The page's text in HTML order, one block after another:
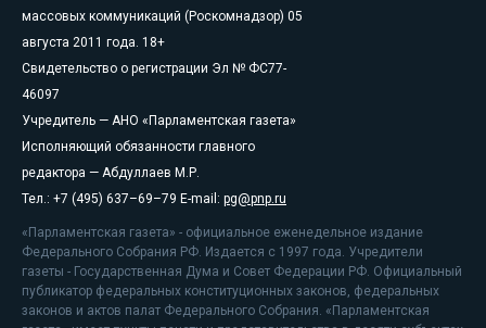
массовых коммуникаций (Роскомнадзор) 05
августа 2011 года. 18+
Свидетельство о регистрации Эл № ФС77-
46097
Учредитель — АНО «Парламентская газета»
Исполняющий обязанности главного
редактора — Абдуллаев М.Р.
Тел.: +7 (495) 637–69–79 E-mail: pg@pnp.ru
«Парламентская газета» - официальное еженедельное издание
Федерального Собрания РФ. Издается с 1997 года. Учредители
газеты - Государственная Дума и Совет Федерации РФ. Официальный
публикатор федеральных конституционных законов, федеральных
законов и актов палат Федерального Собрания. «Парламентская